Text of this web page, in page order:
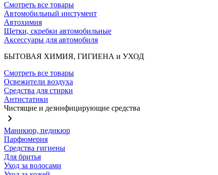
Смотреть все товары
Автомобильный инстумент
Автохимия
Щетки, скребки автомобильные
Аксессуары для автомобиля
БЫТОВАЯ ХИМИЯ, ГИГИЕНА и УХОД
Смотреть все товары
Освежители воздуха
Средства для стирки
Антистатики
Чистящие и дезинфицирующие средства
Маникюр, педикюр
Парфюмерия
Средства гигиены
Для бритья
Уход за волосами